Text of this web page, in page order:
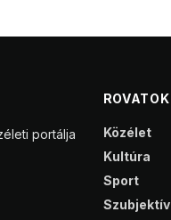
portálja
ROVATOK
Közélet
Kultúra
Sport
Szubjektív